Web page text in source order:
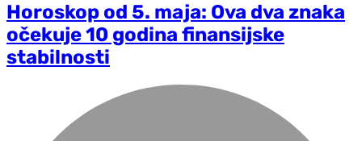
Horoskop od 5. maja: Ova dva znaka
očekuje 10 godina finansijske
stabilnosti